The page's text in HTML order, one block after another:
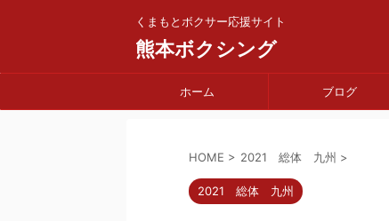
くまもとボクサー応援サイト
熊本ボクシング
ホーム ブログ
HOME > 2021 総体 九州 >
2021 総体 九州